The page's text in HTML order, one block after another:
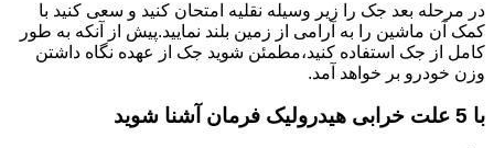
در مرحله بعد جک را زیر وسیله نقلیه امتحان کنید و سعی کنید با
کمک آن ماشین را به آرامی از زمین بلند نمایید.پیش از آنکه به طور
کامل از جک استفاده کنید،مطمئن شوید جک از عهده نگاه داشتن
وزن خودرو بر خواهد آمد.
با 5 علت خرابی هیدرولیک فرمان آشنا شوید